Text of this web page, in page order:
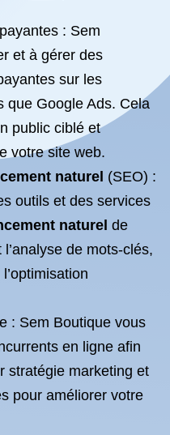
: Sem
et à gérer des
sur les
que Google Ads. Cela
public ciblé et
votre site web.
naturel (SEO) :
outils et des services
naturel de
de mots-clés,
: Sem Boutique vous
en ligne afin
stratégie marketing et
pour améliorer votre